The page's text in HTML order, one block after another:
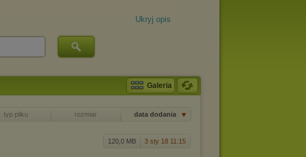
Ukryj opis
Galeria
typ pliku rozmiar data dodania
120,0 MB 3 sty 18 11:15